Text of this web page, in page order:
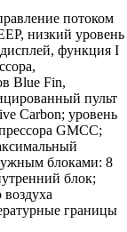
потоком
низкий уровень
функция I
Blue Fin,
пульт
Carbon; уровень
GMCC;
блоками: 8
блок;
границы